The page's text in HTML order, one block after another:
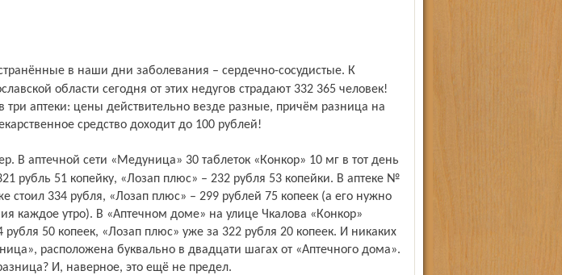
области сегодня от этих недугов страдают 332 365 человек!
три аптеки: цены действительно везде разные, причём разница на
средство доходит до 100 рублей!
рубль 51 копейку, «Лозап плюс» – 232 рубля 53 копейки. В аптеке №
стоил 334 рубля, «Лозап плюс» – 299 рублей 75 копеек (а его нужно
каждое утро). В «Аптечном доме» на улице Чкалова «Конкор»
рубля 50 копеек, «Лозап плюс» уже за 322 рубля 20 копеек. И никаких
расположена буквально в двадцати шагах от «Аптечного дома».
И, наверное, это ещё не предел.